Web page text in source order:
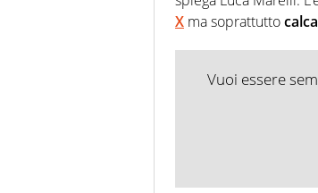
X ma soprattutto
Vuoi essere